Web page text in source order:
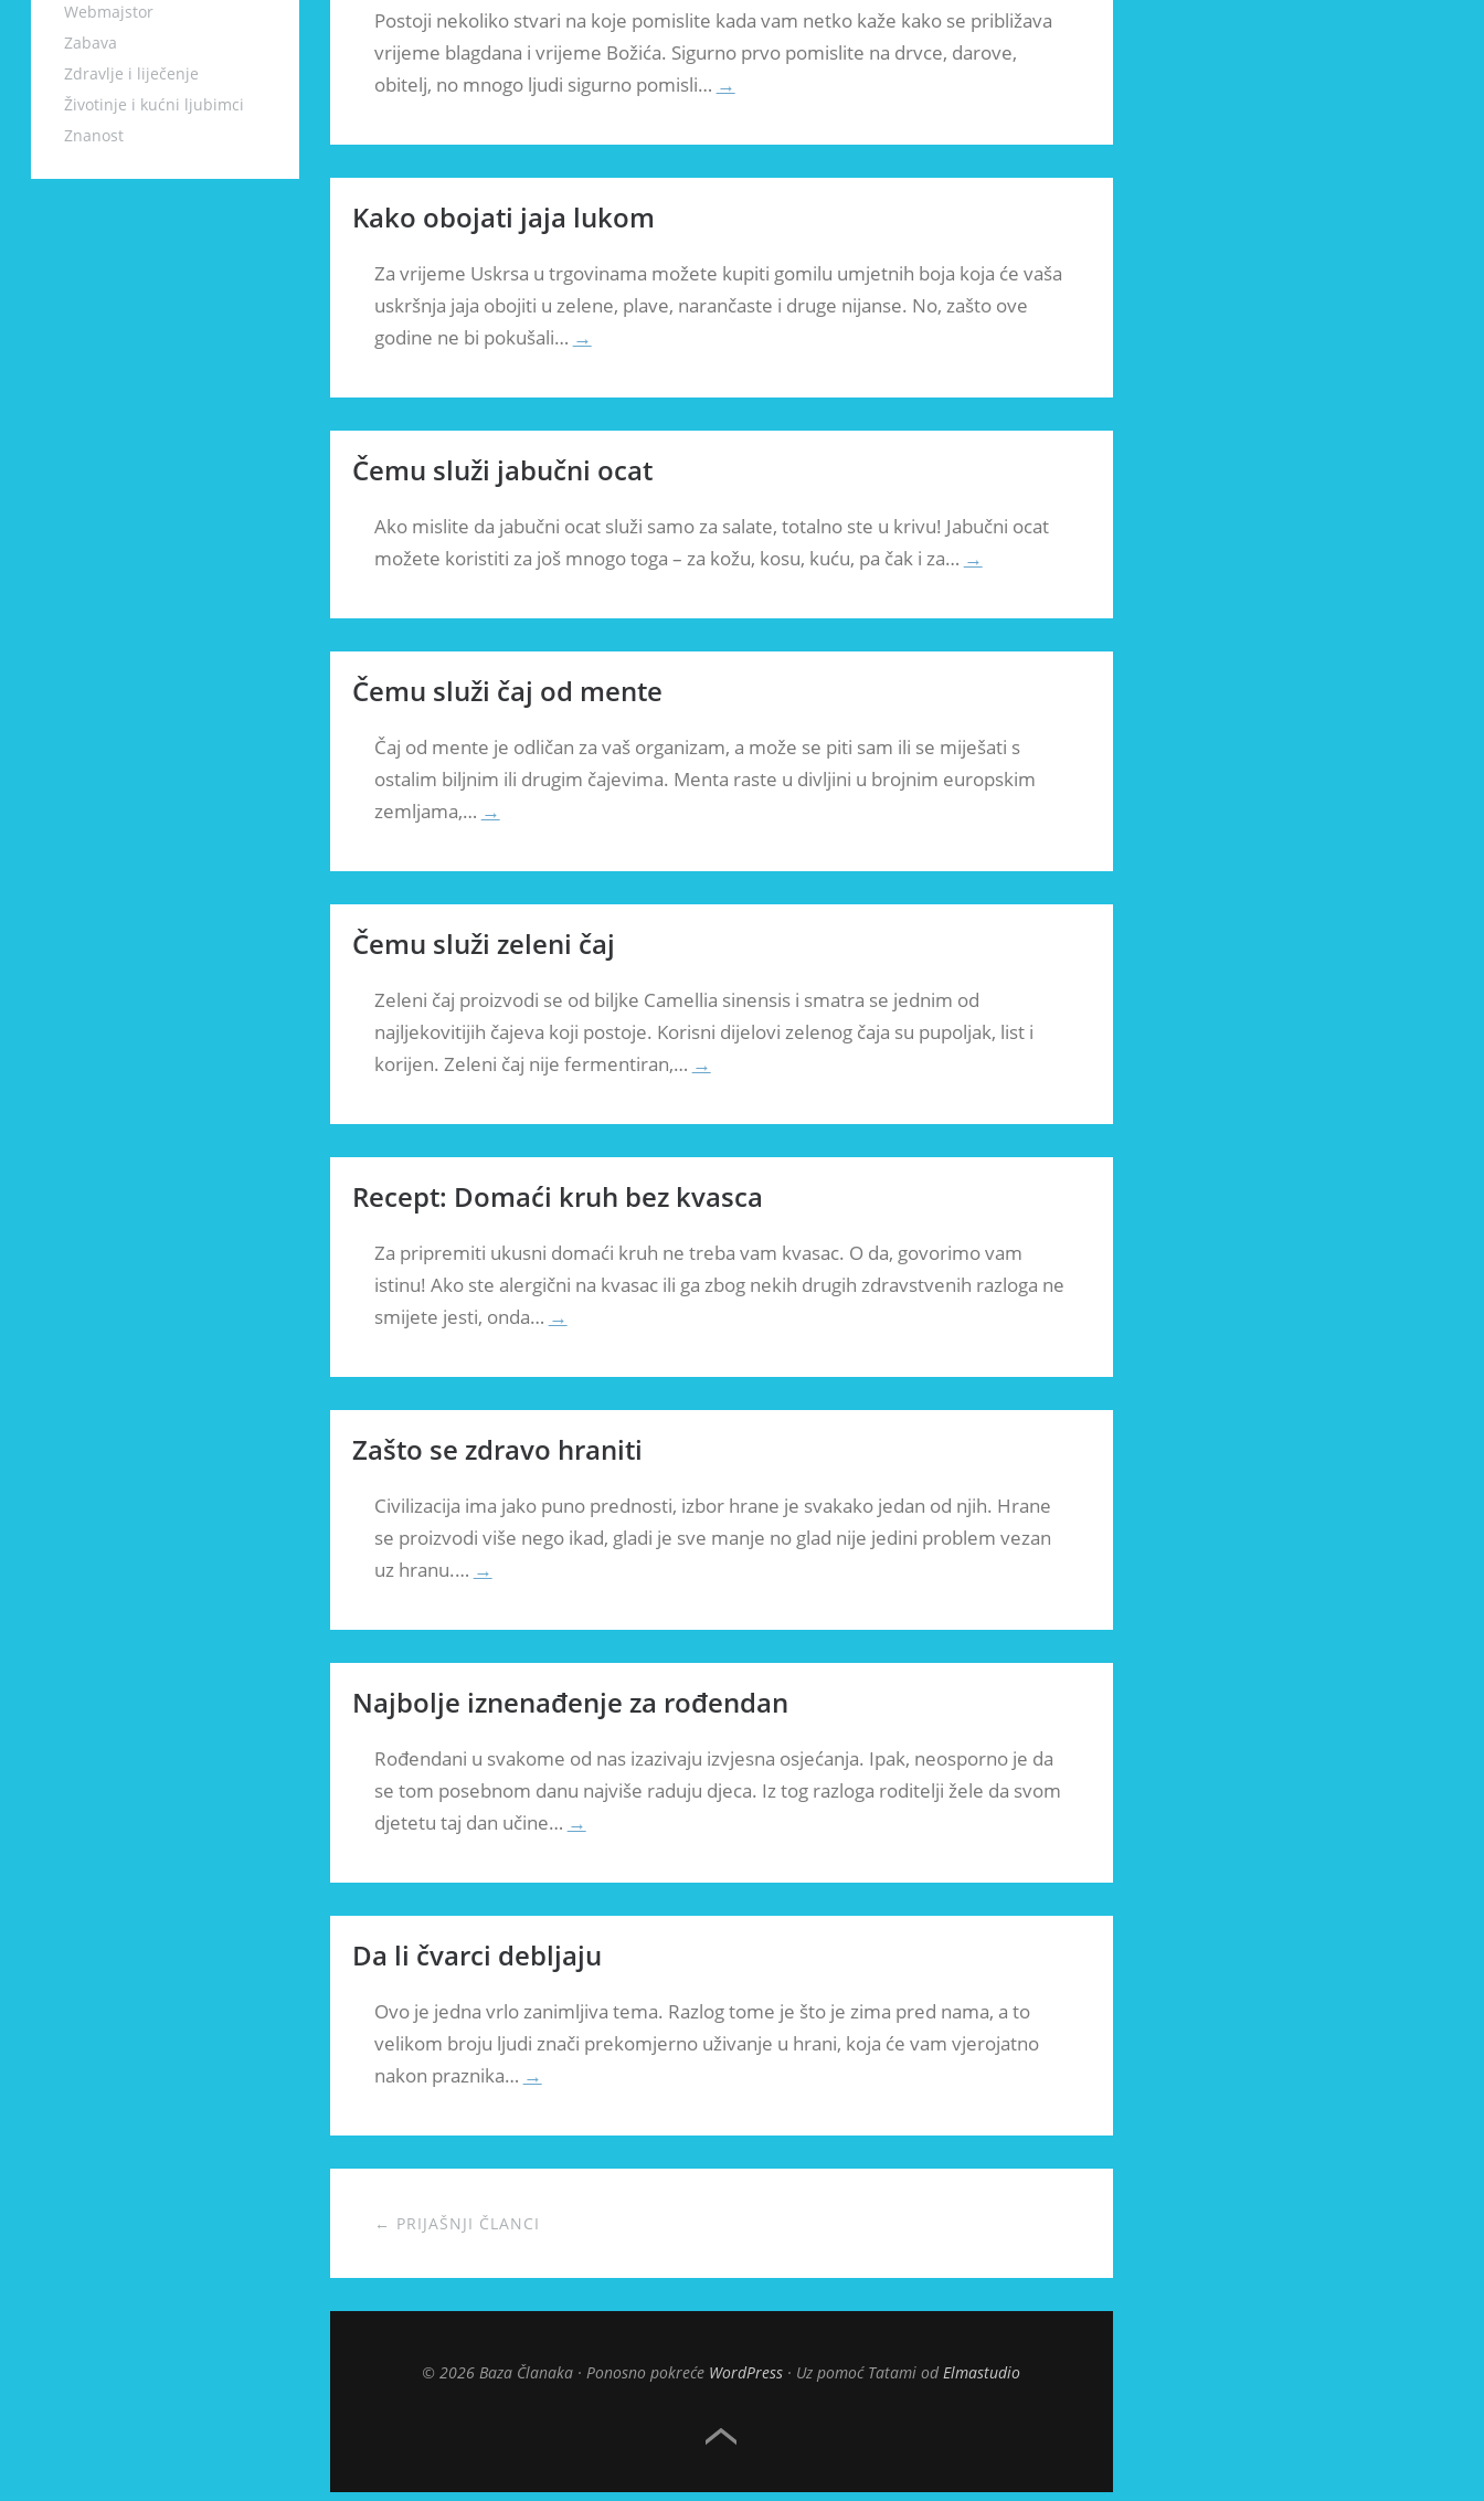
Webmajstor
Zabava
Zdravlje i liječenje
Životinje i kućni ljubimci
Znanost
Postoji nekoliko stvari na koje pomislite kada vam netko kaže kako se približava
vrijeme blagdana i vrijeme Božića. Sigurno prvo pomislite na drvce, darove,
obitelj, no mnogo ljudi sigurno pomisli… →
Kako obojati jaja lukom
Za vrijeme Uskrsa u trgovinama možete kupiti gomilu umjetnih boja koja će vaša
uskršnja jaja obojiti u zelene, plave, narančaste i druge nijanse. No, zašto ove
godine ne bi pokušali… →
Čemu služi jabučni ocat
Ako mislite da jabučni ocat služi samo za salate, totalno ste u krivu! Jabučni ocat
možete koristiti za još mnogo toga – za kožu, kosu, kuću, pa čak i za… →
Čemu služi čaj od mente
Čaj od mente je odličan za vaš organizam, a može se piti sam ili se miješati s
ostalim biljnim ili drugim čajevima. Menta raste u divljini u brojnim europskim
zemljama,… →
Čemu služi zeleni čaj
Zeleni čaj proizvodi se od biljke Camellia sinensis i smatra se jednim od
najljekovitijih čajeva koji postoje. Korisni dijelovi zelenog čaja su pupoljak, list i
korijen. Zeleni čaj nije fermentiran,… →
Recept: Domaći kruh bez kvasca
Za pripremiti ukusni domaći kruh ne treba vam kvasac. O da, govorimo vam
istinu! Ako ste alergični na kvasac ili ga zbog nekih drugih zdravstvenih razloga ne
smijete jesti, onda… →
Zašto se zdravo hraniti
Civilizacija ima jako puno prednosti, izbor hrane je svakako jedan od njih. Hrane
se proizvodi više nego ikad, gladi je sve manje no glad nije jedini problem vezan
uz hranu.… →
Najbolje iznenađenje za rođendan
Rođendani u svakome od nas izazivaju izvjesna osjećanja. Ipak, neosporno je da
se tom posebnom danu najviše raduju djeca. Iz tog razloga roditelji žele da svom
djetetu taj dan učine… →
Da li čvarci debljaju
Ovo je jedna vrlo zanimljiva tema. Razlog tome je što je zima pred nama, a to
velikom broju ljudi znači prekomjerno uživanje u hrani, koja će vam vjerojatno
nakon praznika… →
← PRIJAŠNJI ČLANCI
© 2026 Baza Članaka Ponosno pokreće WordPress Uz pomoć Tatami odElmastudio